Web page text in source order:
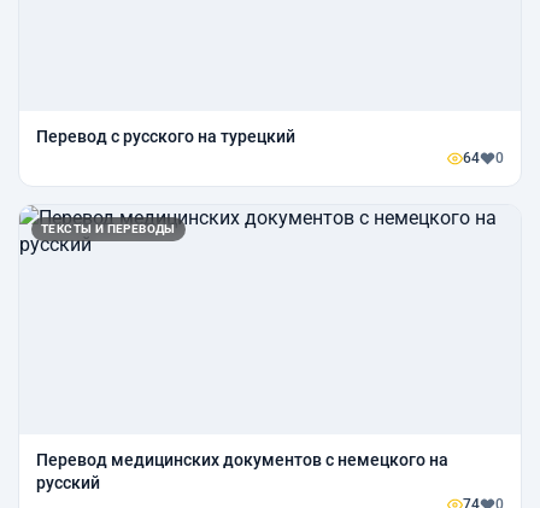
Перевод с русского на турецкий
64 0
ТЕКСТЫ И ПЕРЕВОДЫ
Перевод медицинских документов с немецкого на
русский
74 0